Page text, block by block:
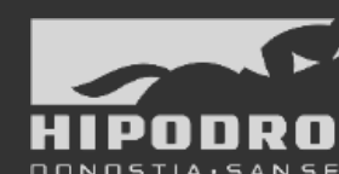
02/08 17:30
12/08 12:24